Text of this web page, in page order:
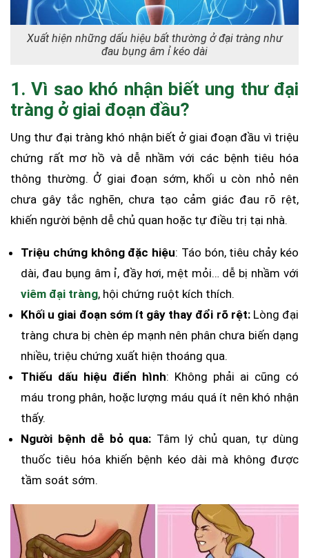
Xuất hiện những dấu hiệu bất thường ở đại tràng như
đau bụng âm ỉ kéo dài
1. Vì sao khó nhận biết ung thư đại
tràng ở giai đoạn đầu?
Ung thư đại tràng khó nhận biết ở giai đoạn đầu vì triệu
chứng rất mơ hồ và dễ nhầm với các bệnh tiêu hóa
thông thường. Ở giai đoạn sớm, khối u còn nhỏ nên
chưa gây tắc nghẽn, chưa tạo cảm giác đau rõ rệt,
khiến người bệnh dễ chủ quan hoặc tự điều trị tại nhà.
Triệu chứng không đặc hiệu: Táo bón, tiêu chảy kéo
dài, đau bụng âm ỉ, đầy hơi, mệt mỏi… dễ bị nhầm với
viêm đại tràng, hội chứng ruột kích thích.
Khối u giai đoạn sớm ít gây thay đổi rõ rệt:Lòng đại
tràng chưa bị chèn ép mạnh nên phân chưa biến dạng
nhiều, triệu chứng xuất hiện thoáng qua.
Thiếu dấu hiệu điển hình: Không phải ai cũng có
máu trong phân, hoặc lượng máu quá ít nên khó nhận
thấy.
Người bệnh dễ bỏ qua: Tâm lý chủ quan, tự dùng
thuốc tiêu hóa khiến bệnh kéo dài mà không được
tầm soát sớm.